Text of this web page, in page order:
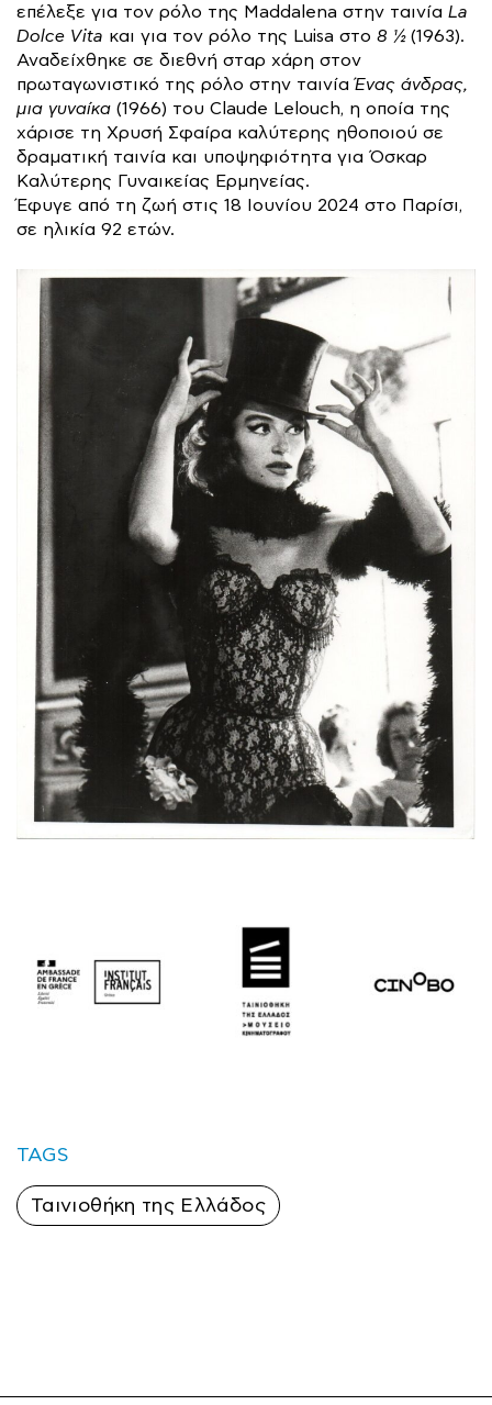
επέλεξε για τον ρόλο της Maddalena στην ταινία La
Dolce Vita και για τον ρόλο της Luisa στο 8 ½(1963).
Αναδείχθηκε σε διεθνή σταρ χάρη στον
πρωταγωνιστικό της ρόλο στην ταινίαΈνας άνδρας,
μια γυναίκα (1966) του Claude Lelouch, η οποία της
χάρισε τη Χρυσή Σφαίρα καλύτερης ηθοποιού σε
δραματική ταινία και υποψηφιότητα για Όσκαρ
Καλύτερης Γυναικείας Ερμηνείας.
Έφυγε από τη ζωή στις 18 Ιουνίου 2024 στο Παρίσι,
σε ηλικία 92 ετών.
TAGS
Ταινιοθήκη της Ελλάδος